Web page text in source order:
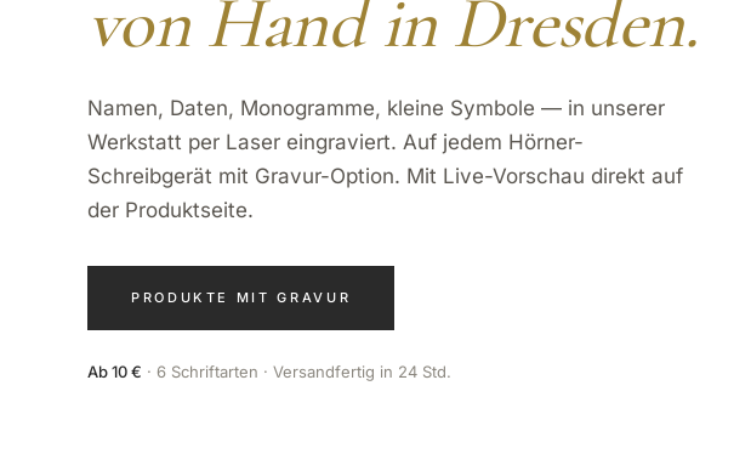
von Hand in Dresden.
Namen, Daten, Monogramme, kleine Symbole — in unserer
Werkstatt per Laser eingraviert. Auf jedem Hörner-
Schreibgerät mit Gravur-Option. Mit Live-Vorschau direkt auf
der Produktseite.
PRODUKTE MIT GRAVUR
Ab 10 € · 6 Schriftarten · Versandfertig in 24 Std.